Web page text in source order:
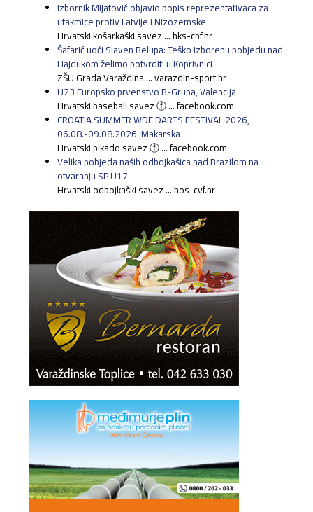
Izbornik Mijatović objavio popis reprezentativaca za
utakmice protiv Latvije i Nizozemske
Hrvatski košarkaški savez ... hks-cbf.hr
Šafarić uoči Slaven Belupa: Teško izborenu pobjedu nad
Hajdukom želimo potvrditi u Koprivnici
ZŠU Grada Varaždina ... varazdin-sport.hr
U23 Europsko prvenstvo B-Grupa, Valencija
Hrvatski baseball savez ⓕ ... facebook.com
CROATIA SUMMER WDF DARTS FESTIVAL 2026,
06.08.-09.08.2026. Makarska
Hrvatski pikado savez ⓕ ... facebook.com
Velika pobjeda naših odbojkašica nad Brazilom na
otvaranju SP U17
Hrvatski odbojkaški savez ... hos-cvf.hr